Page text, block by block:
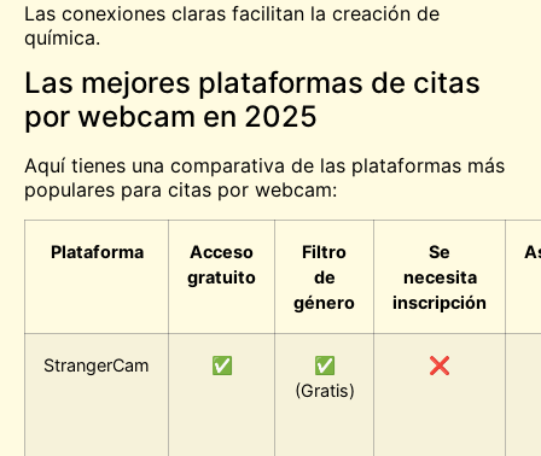
Las conexiones claras facilitan la creación de
química.
Las mejores plataformas de citas
por webcam en 2025
Aquí tienes una comparativa de las plataformas más
populares para citas por webcam:
Plataforma
Acceso
gratuito
Filtro
de
género
Se
necesita
inscripción
StrangerCam ✅
✅
(Gratis)
❌